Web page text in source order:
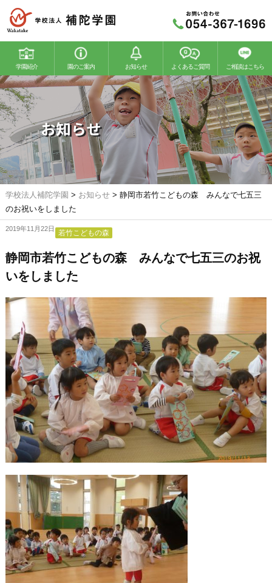
学園紹介 園のご案内
若竹幼稚園 若竹こどもの森
お知らせ よくあるご質問 ご相談はこちら
お知らせ
学校法人補陀学園 > お知らせ> 静岡市若竹こどもの森 みんなで七五三
のお祝いをしました
2019年11月22日 若竹こどもの森
静岡市若竹こどもの森 みんなで七五三のお祝
いをしました